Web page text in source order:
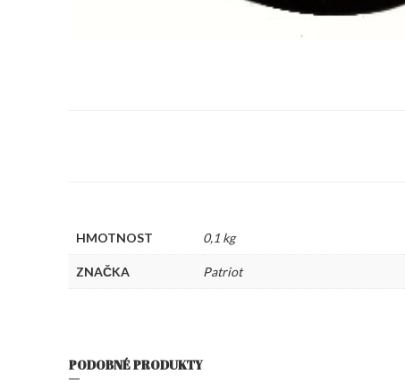
HMOTNOST 0,1 kg
ZNAČKA Patriot
PODOBNÉ PRODUKTY